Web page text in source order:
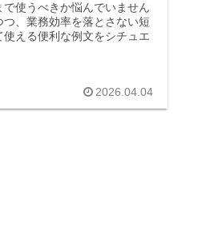
使うべきか悩んでいません
、業務効率を落とさない短
える便利な例文をシチュエ
2026.04.04